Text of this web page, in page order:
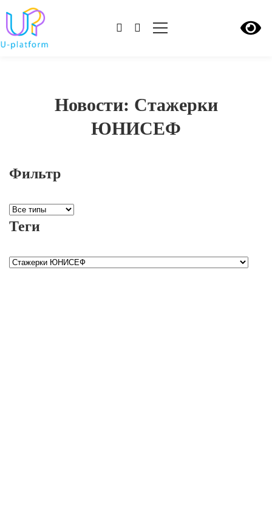
Новости: Стажерки
ЮНИСЕФ
Фильтр
Теги